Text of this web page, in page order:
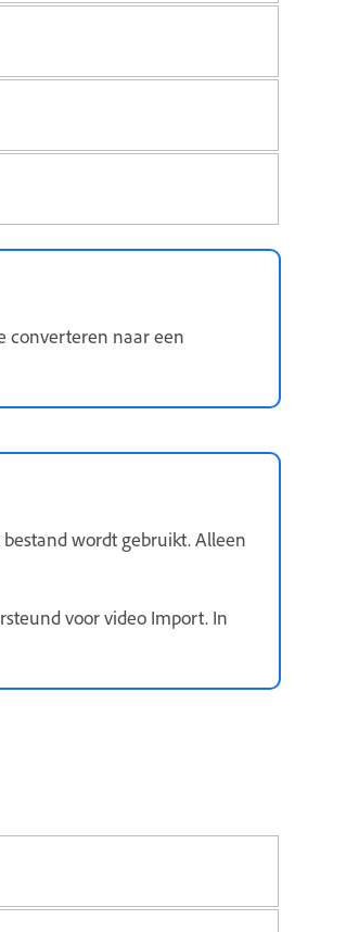
converteren naar een
wordt gebruikt. Alleen
voor video Import. In